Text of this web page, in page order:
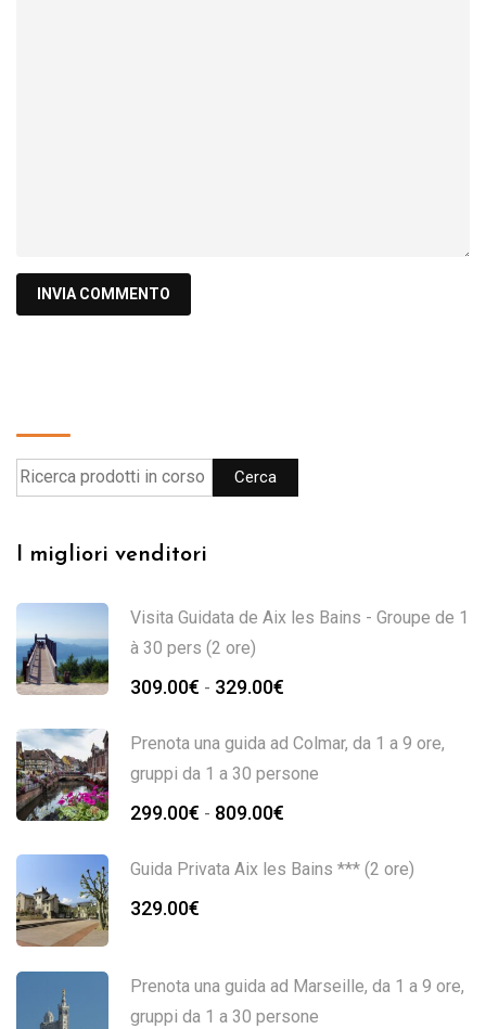
Cerca
I migliori venditori
Visita Guidata de Aix les Bains - Groupe de 1
à 30 pers (2 ore)
309.00€ - 329.00€
Prenota una guida ad Colmar, da 1 a 9 ore,
gruppi da 1 a 30 persone
299.00€ - 809.00€
Guida Privata Aix les Bains *** (2 ore)
329.00€
Prenota una guida ad Marseille, da 1 a 9 ore,
gruppi da 1 a 30 persone